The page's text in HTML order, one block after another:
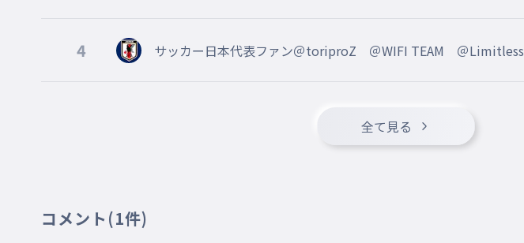
4 サッカー日本代表ファン＠toriproZ ＠WIFI TEAM ＠Limitless
全て見る
コメント (1件)